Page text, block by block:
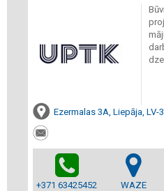
Ezermalas 3A, Liepāja, LV-
+371 63425452
WAZE